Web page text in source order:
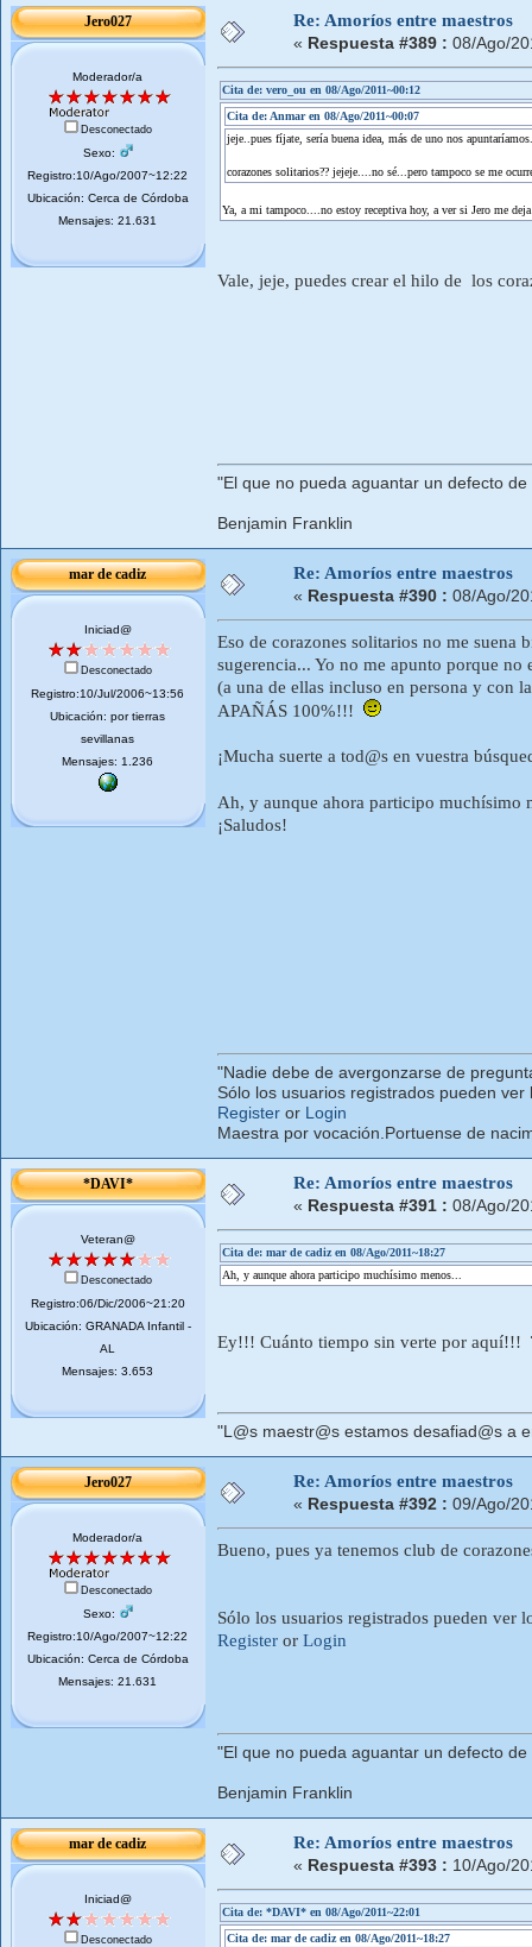
Jero027
Moderador/a
Desconectado
Sexo:
Registro:10/Ago/2007~12:22
Ubicación: Cerca de Córdoba
Mensajes: 21.631
Re: Amoríos entre maestros
« Respuesta #389 : 08/Ago/
Cita de: vero_ou en 08/Ago/2011~00:12
Cita de: Anmar en 08/Ago/2011~00:07
jeje..pues fíjate, sería buena idea, más de uno nos
corazones solitarios?? jejeje....no sé...pero tampoco se me
Ya, a mi tampoco....no estoy receptiva hoy, a ver si Jero me
Vale, jeje, puedes crear el hilo de los
"El que no pueda aguantar un defecto
Benjamin Franklin
mar de cadiz
Iniciad@
Desconectado
Registro:10/Jul/2006~13:56
Ubicación: por tierras
sevillanas
Mensajes: 1.236
Re: Amoríos entre maestros
« Respuesta #390 : 08/Ago/
Eso de corazones solitarios no me suena
sugerencia... Yo no me apunto porque no
(a una de ellas incluso en persona y con
APAÑÁS 100%!!!
¡Mucha suerte a tod@s en vuestra
Ah, y aunque ahora participo muchísimo
¡Saludos!
"Nadie debe de avergonzarse de
Sólo los usuarios registrados pueden ver
Register or Login
Maestra por vocación.Portuense de
*DAVI*
Veteran@
Desconectado
Registro:06/Dic/2006~21:20
Ubicación: GRANADA Infantil -
AL
Mensajes: 3.653
Re: Amoríos entre maestros
« Respuesta #391 : 08/Ago/
Cita de: mar de cadiz en 08/Ago/2011~18:27
Ah, y aunque ahora participo muchísimo menos...
Ey!!! Cuánto tiempo sin verte por aquí!!!
"L@s maestr@s estamos desafiad@s a
Jero027
Moderador/a
Desconectado
Sexo:
Registro:10/Ago/2007~12:22
Ubicación: Cerca de Córdoba
Mensajes: 21.631
Re: Amoríos entre maestros
« Respuesta #392 : 09/Ago/
Bueno, pues ya tenemos club de
Sólo los usuarios registrados pueden ver
Register or Login
"El que no pueda aguantar un defecto
Benjamin Franklin
mar de cadiz
Iniciad@
Desconectado
Re: Amoríos entre maestros
« Respuesta #393 : 10/Ago/
Cita de: *DAVI* en 08/Ago/2011~22:01
Cita de: mar de cadiz en 08/Ago/2011~18:27